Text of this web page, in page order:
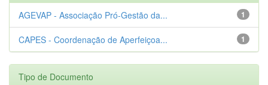
1
AGEVAP - Associação Pró-Gestão da...
1
CAPES - Coordenação de Aperfeiçoa...
Tipo de Documento